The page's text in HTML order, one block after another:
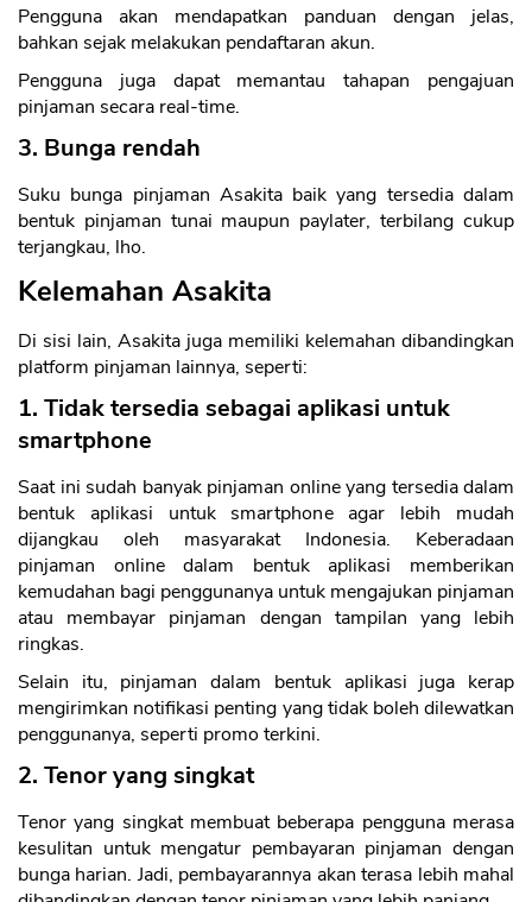
Pengguna akan mendapatkan panduan dengan jelas,
bahkan sejak melakukan pendaftaran akun.
Pengguna juga dapat memantau tahapan pengajuan
pinjaman secara real-time.
3. Bunga rendah
Suku bunga pinjaman Asakita baik yang tersedia dalam
bentuk pinjaman tunai maupun paylater, terbilang cukup
terjangkau, lho.
Kelemahan Asakita
Di sisi lain, Asakita juga memiliki kelemahan dibandingkan
platform pinjaman lainnya, seperti:
1. Tidak tersedia sebagai aplikasi untuk
smartphone
Saat ini sudah banyak pinjaman online yang tersedia dalam
bentuk aplikasi untuk smartphone agar lebih mudah
dijangkau oleh masyarakat Indonesia. Keberadaan
pinjaman online dalam bentuk aplikasi memberikan
kemudahan bagi penggunanya untuk mengajukan pinjaman
atau membayar pinjaman dengan tampilan yang lebih
ringkas.
Selain itu, pinjaman dalam bentuk aplikasi juga kerap
mengirimkan notifikasi penting yang tidak boleh dilewatkan
penggunanya, seperti promo terkini.
2. Tenor yang singkat
Tenor yang singkat membuat beberapa pengguna merasa
kesulitan untuk mengatur pembayaran pinjaman dengan
bunga harian. Jadi, pembayarannya akan terasa lebih mahal